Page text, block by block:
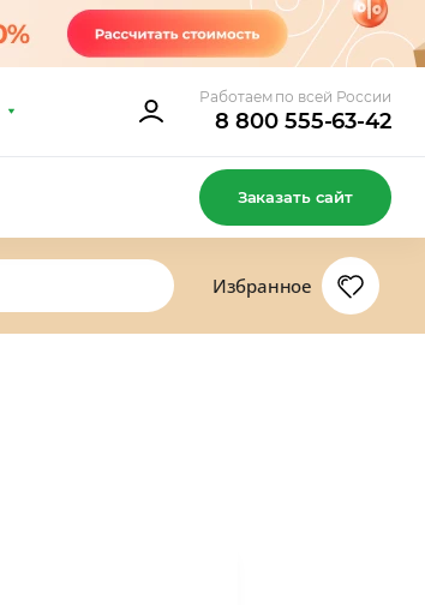
Работаем по всей России
8 800 555-63-42
Заказать сайт
Избранное